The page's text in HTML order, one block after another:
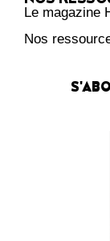
Le magazine
Nos